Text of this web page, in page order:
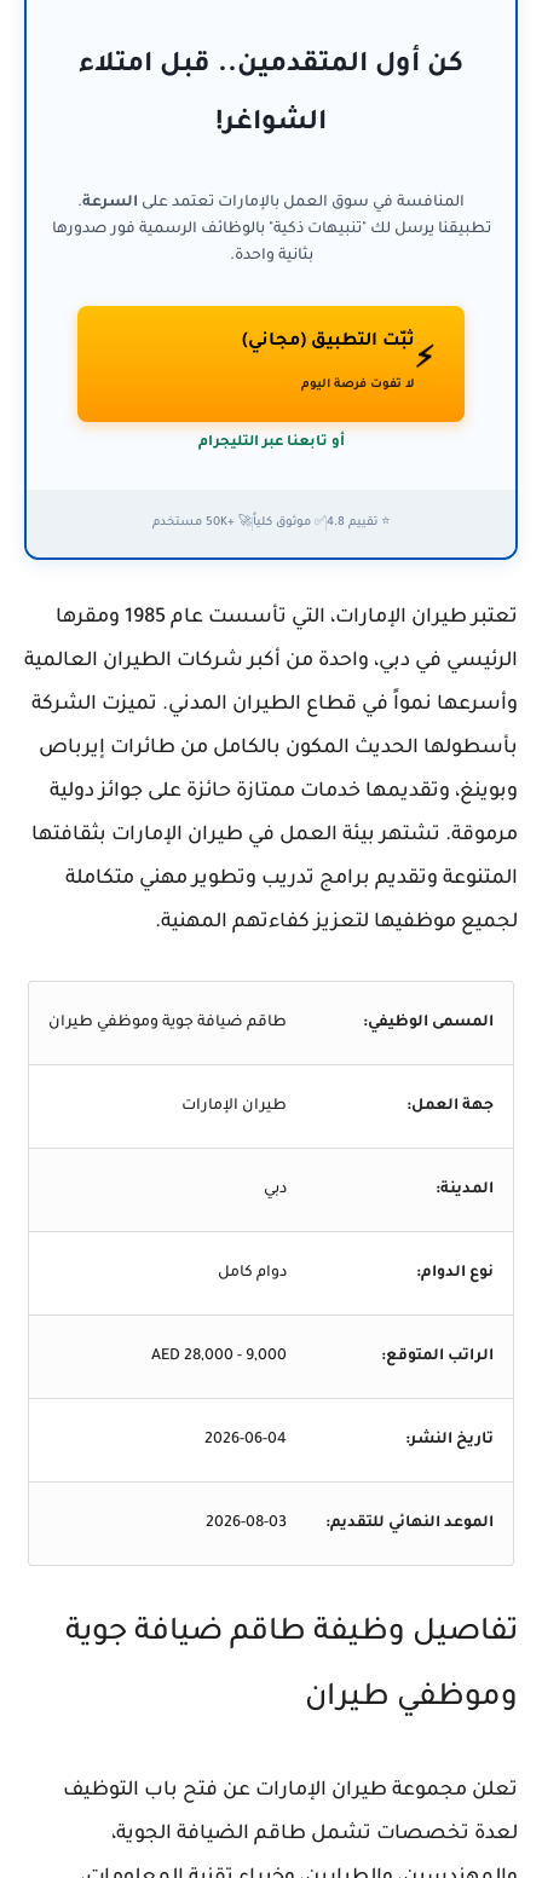
كن أول المتقدمين.. قبل امتلاء
الشواغر!
المنافسة في سوق العمل بالإمارات تعتمد على السرعة.
تطبيقنا يرسل لك "تنبيهات ذكية" بالوظائف الرسمية فور صدورها
بثانية واحدة.
⚡
ثبّت التطبيق (مجاني)
لا تفوت فرصة اليوم
أو تابعنا عبر التليجرام
⭐ تقييم 4.8 ✅ موثوق كلياً 🚀 +50K مستخدم
تعتبر طيران الإمارات، التي تأسست عام 1985 ومقرها
الرئيسي في دبي، واحدة من أكبر شركات الطيران العالمية
وأسرعها نمواً في قطاع الطيران المدني. تميزت الشركة
بأسطولها الحديث المكون بالكامل من طائرات إيرباص
وبوينغ، وتقديمها خدمات ممتازة حائزة على جوائز دولية
مرموقة. تشتهر بيئة العمل في طيران الإمارات بثقافتها
المتنوعة وتقديم برامج تدريب وتطوير مهني متكاملة
لجميع موظفيها لتعزيز كفاءتهم المهنية.
المسمى الوظيفي: طاقم ضيافة جوية وموظفي طيران
جهة العمل: طيران الإمارات
المدينة: دبي
نوع الدوام: دوام كامل
الراتب المتوقع: 9,000 - 28,000 AED
تاريخ النشر: 2026-06-04
الموعد النهائي للتقديم: 2026-08-03
تفاصيل وظيفة طاقم ضيافة جوية
وموظفي طيران
تعلن مجموعة طيران الإمارات عن فتح باب التوظيف
لعدة تخصصات تشمل طاقم الضيافة الجوية،